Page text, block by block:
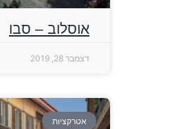
אוסלוב – סבו
דצמבר 28, 2019
אטרקציות